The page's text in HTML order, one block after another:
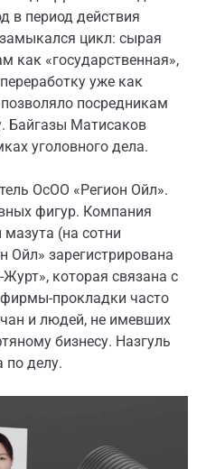
в период действия
цикл: сырая
как «государственная»,
уже как
посредникам
Байгазы Матисаков
уголовного дела.
ОсОО «Регион Ойл».
фигур. Компания
(на сотни
Ойл» зарегистрирована
Журт», которая связана с
прокладки часто
и людей, не имевших
бизнесу. Назгуль
по делу.